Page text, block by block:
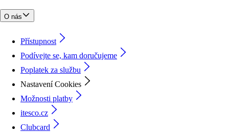
O nás
Přístupnost
Podívejte se, kam doručujeme
Poplatek za službu
Nastavení Cookies
Možnosti platby
itesco.cz
Clubcard